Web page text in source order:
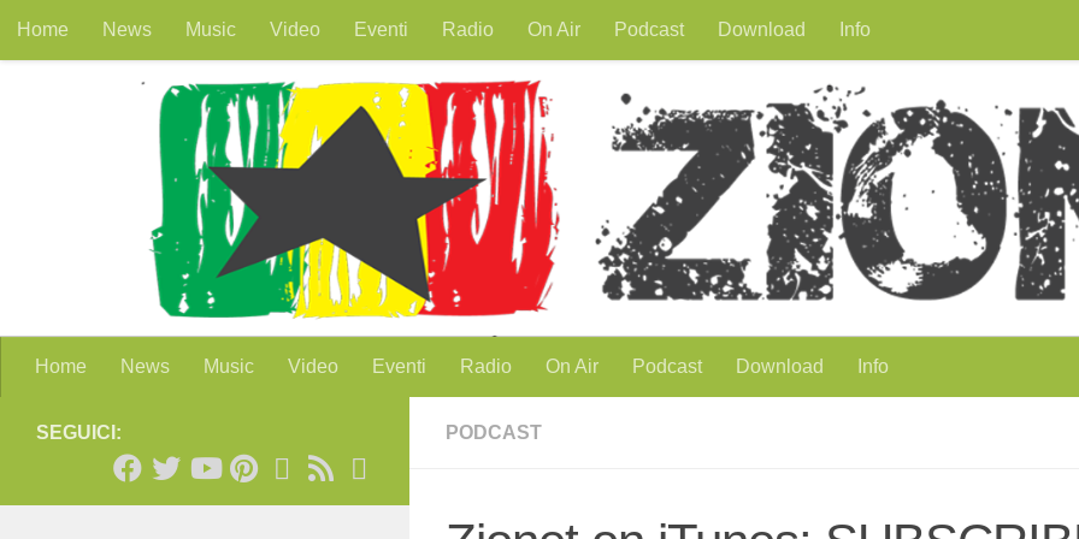
Salta al contenuto
Home News Music Video Eventi Radio On Air Podcast Download Info
Home News Music Video Eventi Radio On Air Podcast Download Info
PODCAST
SEGUICI: